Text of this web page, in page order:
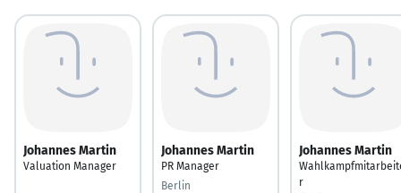
Johannes Martin
Valuation Manager
Johannes Martin
PR Manager
Berlin
Johannes Martin
r